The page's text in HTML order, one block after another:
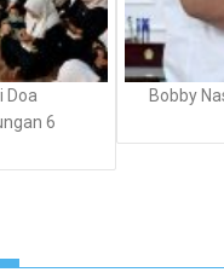
Doa
6
Bobby